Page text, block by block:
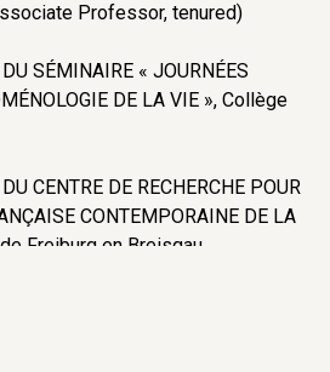
Professor, tenured)
SÉMINAIRE « JOURNÉES
DE LA VIE », Collège
CENTRE DE RECHERCHE POUR
CONTEMPORAINE DE LA
Freiburg en Breisgau